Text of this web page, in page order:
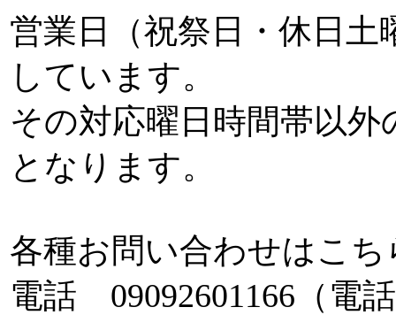
営業日（祝祭日・休日土
しています。
その対応曜日時間帯以
となります。
各種お問い合わせはこ
電話 09092601166（電